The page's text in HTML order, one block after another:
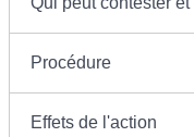
Procédure
Effets de l'action